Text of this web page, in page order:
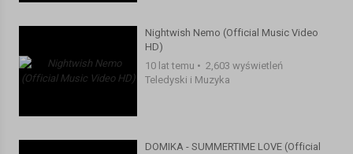
Nightwish Nemo (Official Music Video
HD)
10 lat temu • 2,603 wyświetleń
Teledyski i Muzyka
DOMIKA - SUMMERTIME LOVE (Official